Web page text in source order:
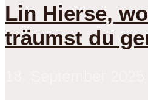
Lin Hierse,
träumst du